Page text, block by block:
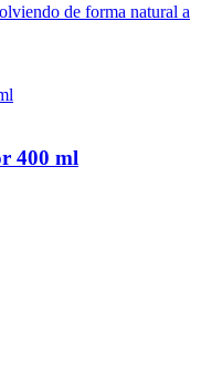
de forma natural a
400 ml